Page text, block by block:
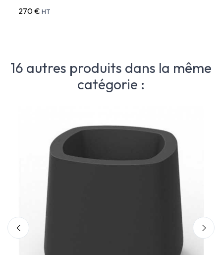
270 € HT
16 autres produits dans la même
catégorie :